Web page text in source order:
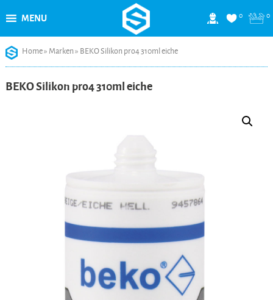
content
0 0
MENU
Home» Marken» BEKO Silikon pro4 310ml eiche
BEKO Silikon pro4 310ml eiche